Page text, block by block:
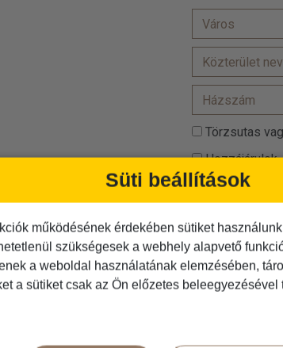
Törzsutas
Hozzájárulok,
AzÁSZF-et
Az
Kérjük igazolja,
Süti beállítások
működésének érdekében sütiket
szükségesek a webhely alapvető
a weboldal használatának elemzésében,
a sütiket csak az Ön előzetes